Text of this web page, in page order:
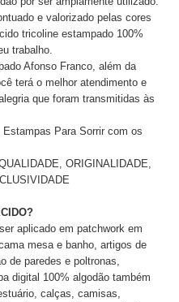
e valorizado pelas cores
tricoline estampado 100%
trabalho.
Afonso Franco, além da
terá o melhor atendimento e
que foram transmitidas às
Para Sorrir com os
ORIGINALIDADE,
aplicado em patchwork em
mesa e banho, artigos de
de paredes e poltronas,
digital 100% algodão também
calças, camisas,